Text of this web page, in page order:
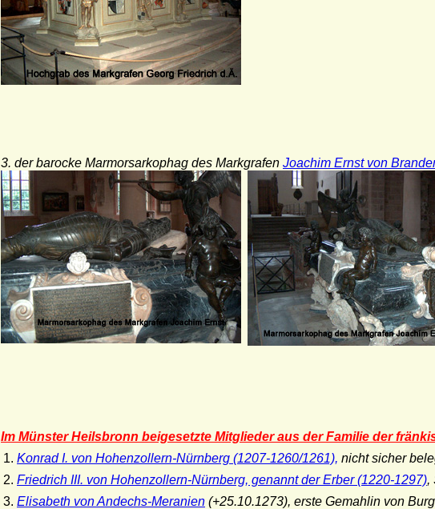
3. der barocke Marmorsarkophag des Markgrafen Joachim Ernst von
Im Münster Heilsbronn beigesetzte Mitglieder aus der Familie der
Konrad I. von Hohenzollern-Nürnberg (1207-1260/1261), nicht sicher
Friedrich III. von Hohenzollern-Nürnberg, genannt der Erber (1220-1297),
Elisabeth von Andechs-Meranien (+25.10.1273), erste Gemahlin von